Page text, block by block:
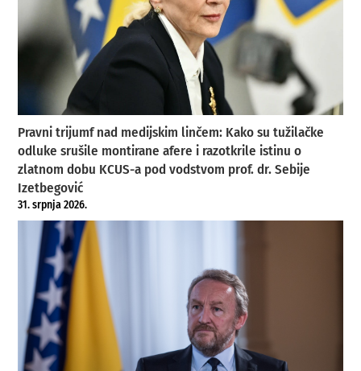
Pravni trijumf nad medijskim linčem: Kako su tužilačke
odluke srušile montirane afere i razotkrile istinu o
zlatnom dobu KCUS-a pod vodstvom prof. dr. Sebije
Izetbegović
31. srpnja 2026.